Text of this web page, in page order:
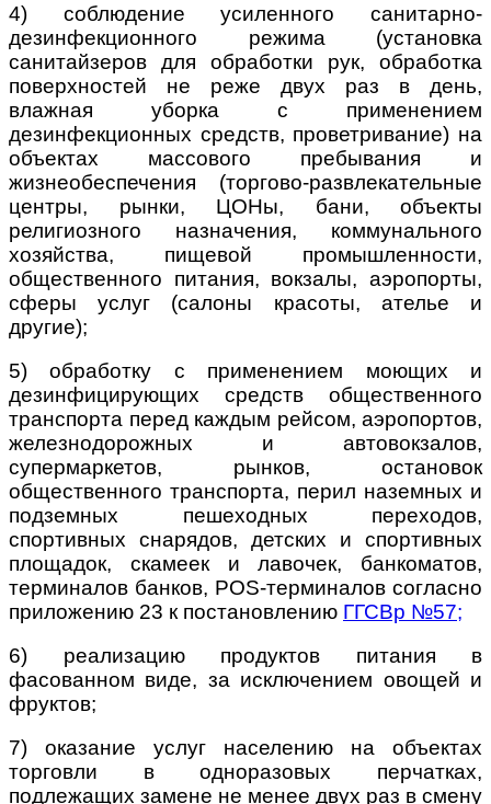
4) соблюдение усиленного санитарно-
дезинфекционного режима (установка
санитайзеров для обработки рук, обработка
поверхностей не реже двух раз в день,
влажная уборка с применением
дезинфекционных средств, проветривание) на
объектах массового пребывания и
жизнеобеспечения (торгово-развлекательные
центры, рынки, ЦОНы, бани, объекты
религиозного назначения, коммунального
хозяйства, пищевой промышленности,
общественного питания, вокзалы, аэропорты,
сферы услуг (салоны красоты, ателье и
другие);
5) обработку с применением моющих и
дезинфицирующих средств общественного
транспорта перед каждым рейсом, аэропортов,
железнодорожных и автовокзалов,
супермаркетов, рынков, остановок
общественного транспорта, перил наземных и
подземных пешеходных переходов,
спортивных снарядов, детских и спортивных
площадок, скамеек и лавочек, банкоматов,
терминалов банков, POS-терминалов согласно
приложению 23 к постановлению ГГСВр №57;
6) реализацию продуктов питания в
фасованном виде, за исключением овощей и
фруктов;
7) оказание услуг населению на объектах
торговли в одноразовых перчатках,
подлежащих замене не менее двух раз в смену